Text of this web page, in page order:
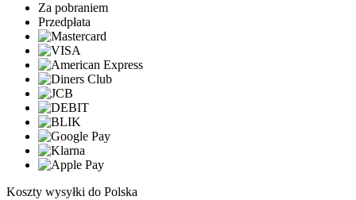
Za pobraniem
Przedpłata
Koszty wysyłki do Polska